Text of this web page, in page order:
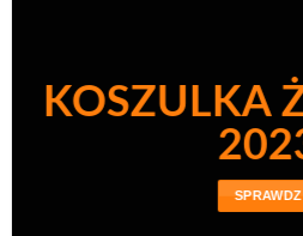
KOSZULKA
SPRAWDZ